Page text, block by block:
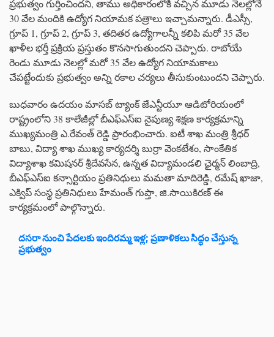
ప్రభుత్వం గుర్తించిందని, తాము అధికారంలోకి వచ్చిన మూడు నెలల్లోనే
30 వేల మందికి ఉద్యోగ నియామక పత్రాలు ఇచ్చామన్నారు. డీఎస్సీ,
గ్రూప్ 1, గ్రూప్ 2, గ్రూప్ 3, తదితర ఉద్యోగాలన్నీ కలిపి మరో 35 వేల
ఖాళీల భర్తీ ప్రక్రియ ప్రస్తుతం కొనసాగుతుందని చెప్పారు. రాబోయే
రెండు మూడు నెలల్లో మరో 35 వేల ఉద్యోగ నియామకాలు
చేపట్టేందుకు ప్రభుత్వం అన్ని రకాల చర్యలు తీసుకుంటుందని చెప్పారు.
బుధవారం ఉదయం మాసబ్​ ట్యాంక్​ జేఎన్టీయూ ఆడిటోరియంలో
రాష్ట్రంలోని 38 కాలేజీల్లో బీఎఫ్ఎస్ఐ నైపుణ్య శిక్షణ కార్యక్రమాన్ని
ముఖ్యమంత్రి ఎ.రేవంత్ రెడ్డి ప్రారంభించారు. ఐటీ శాఖ మంత్రి శ్రీధర్
బాబు, విద్యా శాఖ ముఖ్య కార్యదర్శి బుర్రా వెంకటేశం, సాంకేతిక
విద్యాశాఖ కమిషనర్ శ్రీదేవసేన, ఉన్నత విద్యామండలి ఛైర్మన్ లింబాద్రి,
బీఎఫ్ఎస్ఐ కన్సార్టియం ప్రతినిధులు మమతా మాదిరెడ్డి, రమేష్ ఖాజా,
ఎక్విప్ సంస్థ ప్రతినిధులు హేమంత్ గుప్తా, జి.సాయికిరణ్ ఈ
కార్యక్రమంలో పాల్గొన్నారు.
దసరా నుంచి పేదలకు ఇందిరమ్మ ఇళ్ల; ప్రణాళికలు సిద్ధం చేస్తున్న
ప్రభుత్వం